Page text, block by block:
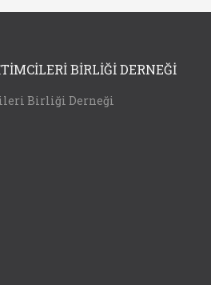
BIRLIĞI DERNEĞI
Birliği Derneği